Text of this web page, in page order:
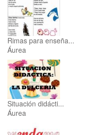
Rimas para enseña...
Áurea
Situación didácti...
Áurea